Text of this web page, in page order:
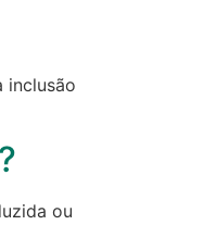
inclusão
ou